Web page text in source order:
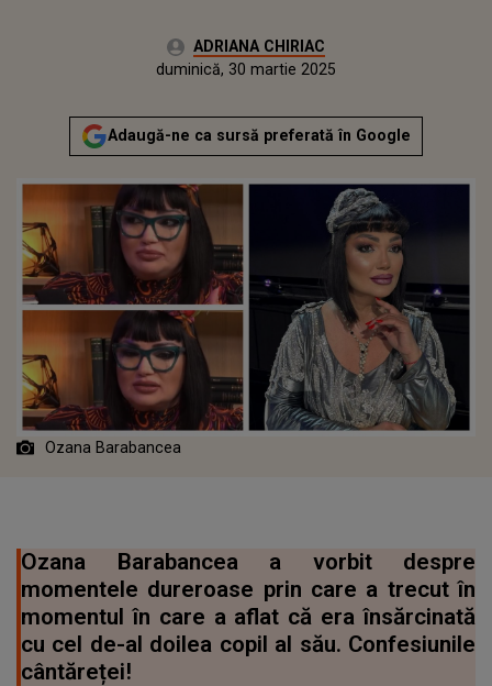
Autor:ADRIANA CHIRIAC
sâmbătă, 30 martie 2024Actualizat:
duminică, 30 martie 2025
Adaugă-ne ca sursă preferată în Google
Ozana Barabancea
Ozana Barabancea a vorbit despre
momentele dureroase prin care a trecut în
momentul în care a aflat că era însărcinată
cu cel de-al doilea copil al său. Confesiunile
cântăreței!